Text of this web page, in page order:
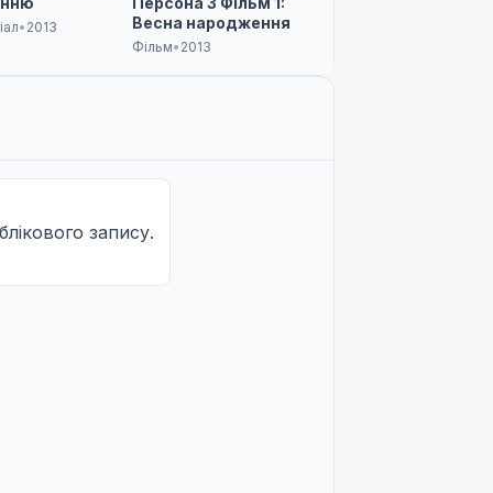
• 2013
Весна народження
Фільм• 2013
запису.